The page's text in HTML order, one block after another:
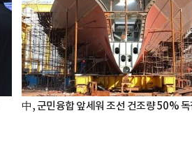
中, 군민융합 앞세워 조선 건조량 50% 독